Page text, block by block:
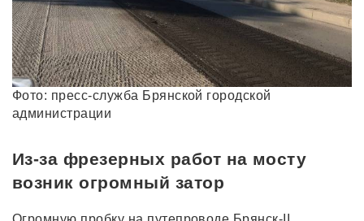
Фото: пресс-служба Брянской городской
администрации
Из-за фрезерных работ на мосту
возник огромный затор